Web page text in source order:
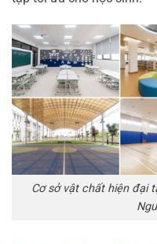
Cơ sở vật chất hiện đại